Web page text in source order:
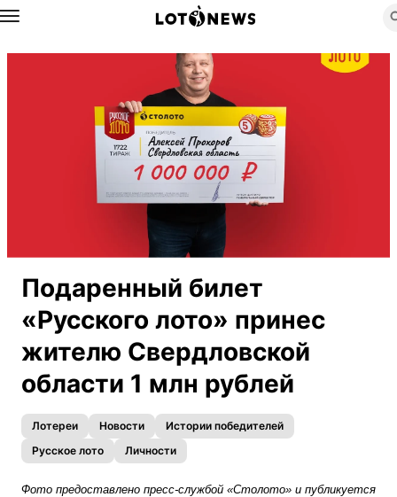
Назад
Подаренный билет
«Русского лото» принес
жителю Свердловской
области 1 млн рублей
Лотереи Новости
Истории победителей
Русское лото
Личности
Фото предоставлено пресс-службой «Столото» и публикуется